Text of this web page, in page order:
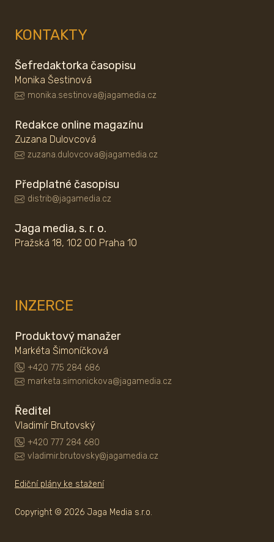
KONTAKTY
Šefredaktorka časopisu
Monika Šestinová
monika.sestinova@jagamedia.cz
Redakce online magazínu
Zuzana Dulovcová
zuzana.dulovcova@jagamedia.cz
Předplatné časopisu
distrib@jagamedia.cz
Jaga media, s. r. o.
Pražská 18, 102 00 Praha 10
INZERCE
Produktový manažer
Markéta Šimoníčková
+420 775 284 686
marketa.simonickova@jagamedia.cz
Ředitel
Vladimír Brutovský
+420 777 284 680
vladimir.brutovsky@jagamedia.cz
Ediční plány ke stažení
Copyright © 2026 Jaga Media s.r.o.